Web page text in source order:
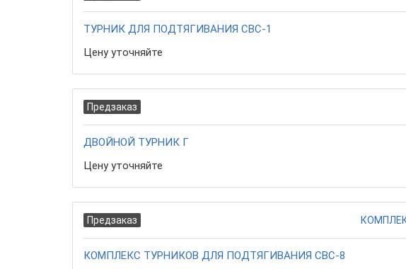
ТУРНИК ДЛЯ ПОДТЯГИВАНИЯ СВС-1
Цену уточняйте
Предзаказ
ДВОЙНОЙ ТУРНИК Г
Цену уточняйте
Предзаказ
КОМПЛЕКС ТУРНИКОВ ДЛЯ ПОДТЯГИВАНИЯ СВС-8